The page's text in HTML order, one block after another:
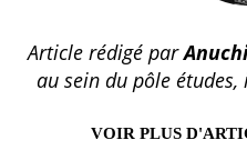
Article rédigé par
au sein du pôle
VOIR PLUS